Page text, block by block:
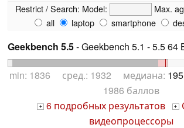
Restrict / Search: Model: Max.
all
laptop smartphone
Geekbench 5.5- Geekbench 5.1 - 5.5 64
min: 1836 сред.: 1932 медиана:
1986 баллов
+ 6 подробных результатов +
видеопроцессоры